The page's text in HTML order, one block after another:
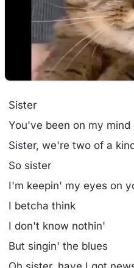
Sister
You've been on my mind
Sister, we're two of a
So sister
I'm keepin' my eyes on
I betcha think
I don't know nothin'
But singin' the blues